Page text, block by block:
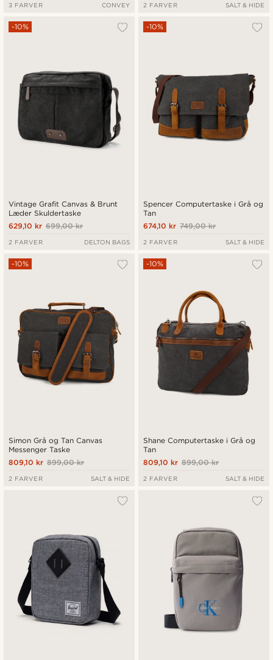
3 FARVER CONVEY 2 FARVER SALT & HIDE
Vintage Grafit Canvas & Brunt
Læder Skuldertaske
-10%
699,00 kr
629,10 kr
2 FARVER DELTON BAGS
Spencer Computertaske i Grå og
Tan
-10%
749,00 kr
674,10 kr
2 FARVER SALT & HIDE
Simon Grå og Tan Canvas
Messenger Taske
-10%
899,00 kr
809,10 kr
2 FARVER SALT & HIDE
Shane Computertaske i Grå og
Tan
-10%
899,00 kr
809,10 kr
2 FARVER SALT & HIDE